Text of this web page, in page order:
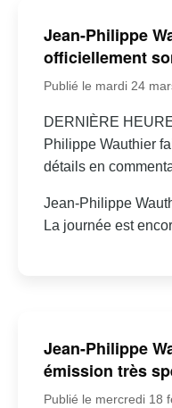
Jean-Philippe
officiellement
Publié le mardi 24
DERNIÈRE
Philippe Wauthier
détails en
Jean-Philippe
La journée est
Jean-Philippe
émission très
Publié le mercredi 18